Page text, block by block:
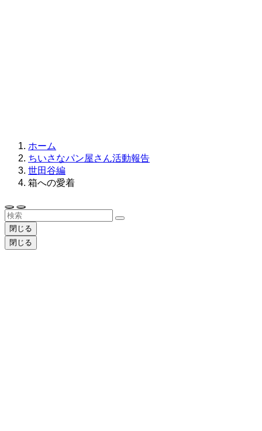
ホーム
ちいさなパン屋さん活動報告
世田谷編
箱への愛着
閉じる
閉じる